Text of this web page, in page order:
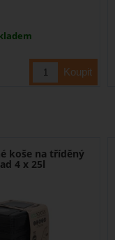
koše na tříděný
4 x 25l